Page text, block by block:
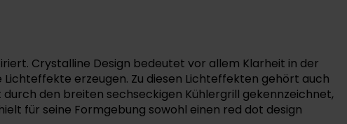
Crystalline Design bedeutet vor allem Klarheit in der
erzeugen. Zu diesen Lichteffekten gehört auch
den breiten sechseckigen Kühlergrill gekennzeichnet,
für seine Formgebung sowohl einen red dot design